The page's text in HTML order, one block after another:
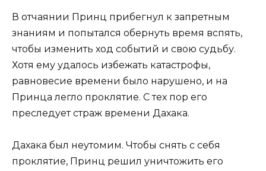
В отчаянии Принц прибегнул к запретным
знаниям и попытался обернуть время вспять,
чтобы изменить ход событий и свою судьбу.
Хотя ему удалось избежать катастрофы,
равновесие времени было нарушено, и на
Принца легло проклятие. С тех пор его
преследует страж времени Дахака.
Дахака был неутомим. Чтобы снять с себя
проклятие, Принц решил уничтожить его